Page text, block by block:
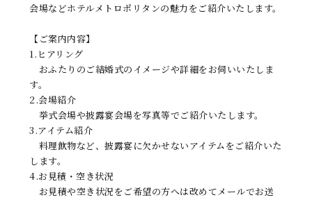
会場などホテルメトロポリタンの魅力をご紹介いたします。
【ご案内内容】
1.ヒアリング
おふたりのご結婚式のイメージや詳細をお伺いいたしま
す。
2.会場紹介
挙式会場や披露宴会場を写真等でご紹介いたします。
3.アイテム紹介
料理飲物など、披露宴に欠かせないアイテムをご紹介いた
します。
4.お見積・空き状況
お見積や空き状況をご希望の方へは改めてメールでお送